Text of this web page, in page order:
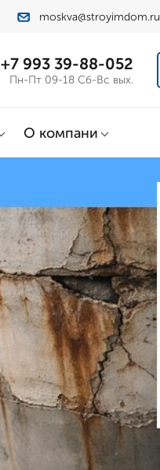
moskva@stroyimdom.ru
+7 993 39-88-052
Пн-Пт 09-18 Сб-Вс вых.
О компани